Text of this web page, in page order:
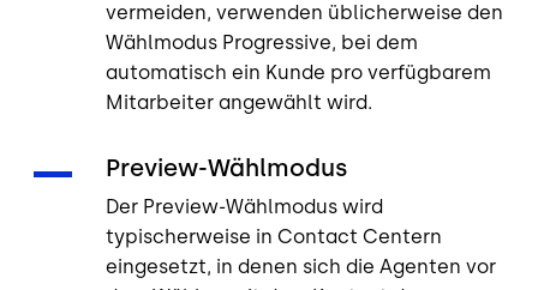
vermeiden, verwenden üblicherweise den
Wählmodus Progressive, bei dem
automatisch ein Kunde pro verfügbarem
Mitarbeiter angewählt wird.
Preview-Wählmodus
Der Preview-Wählmodus wird
typischerweise in Contact Centern
eingesetzt, in denen sich die Agenten vor